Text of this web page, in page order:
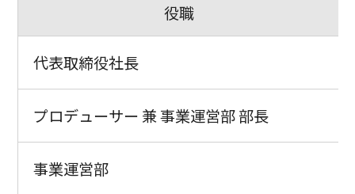
役職
代表取締役社長
プロデューサー 兼 事業運営部 部長
事業運営部